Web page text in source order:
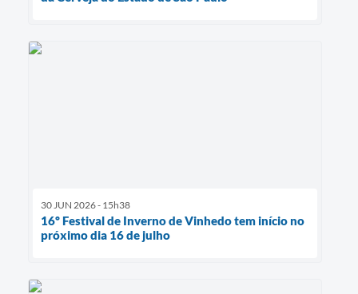
30 JUN 2026 - 15h38
16º Festival de Inverno de Vinhedo tem início no
próximo dia 16 de julho